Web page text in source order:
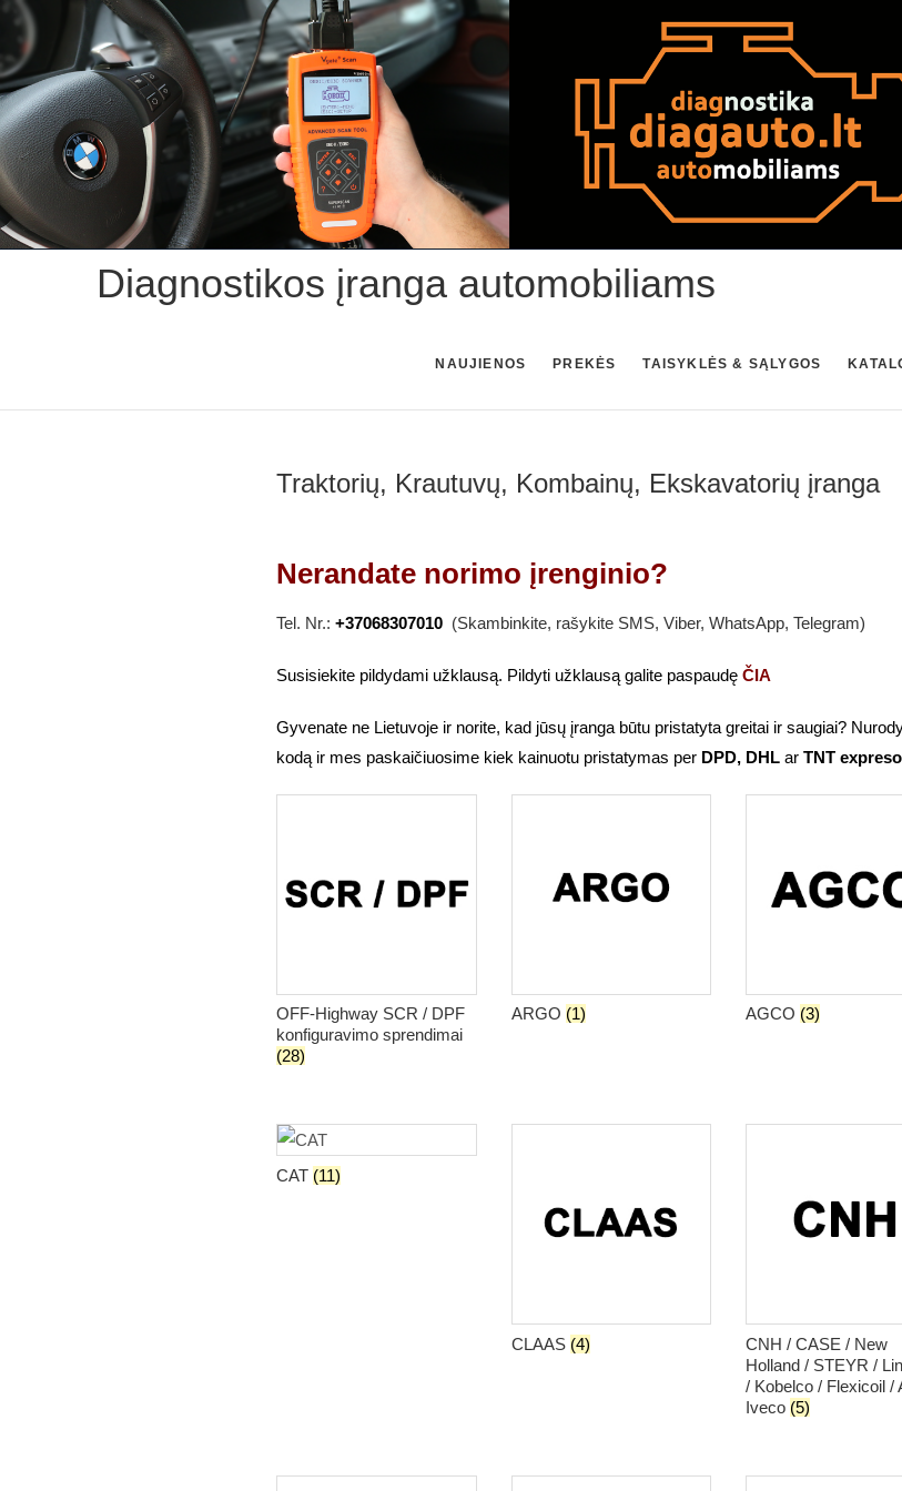
Skip
content
Diagnostikos įranga automobiliams
NAUJIENOS PREKĖS TAISYKLĖS & SĄLYGOS
Traktorių, Krautuvų, Kombainų, Ekskavatorių įranga
Nerandate norimo įrenginio?
Tel. Nr.: +37068307010 (Skambinkite, rašykite SMS, Viber, WhatsApp, Telegram)
Susisiekite pildydami užklausą. Pildyti užklausą galite paspaudę ČIA
Gyvenate ne Lietuvoje ir norite, kad jūsų įranga būtu pristatyta greitai ir saugiai?
kodą ir mes paskaičiuosime kiek kainuotu pristatymas per DPD, DHL ar TNT expreso
OFF-Highway SCR / DPF
konfiguravimo sprendimai
(28)
ARGO (1) AGCO (3)
CAT (11)
CLAAS (4)
CNH / CASE / New
Holland / STEYR /
/ Kobelco / Flexicoil /
Iveco (5)